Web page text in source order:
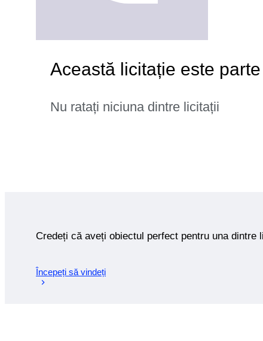
Această licitație este
Nu ratați niciuna dintre licitații
Credeți că aveți obiectul perfect pentru una dintre
Începeți să vindeți